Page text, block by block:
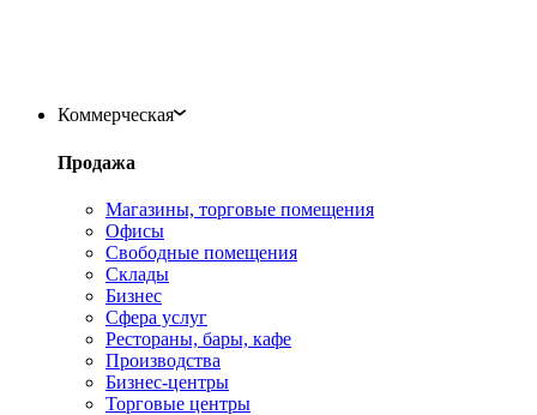
Коммерческая
Продажа
Магазины, торговые помещения
Офисы
Свободные помещения
Склады
Бизнес
Сфера услуг
Рестораны, бары, кафе
Производства
Бизнес-центры
Торговые центры